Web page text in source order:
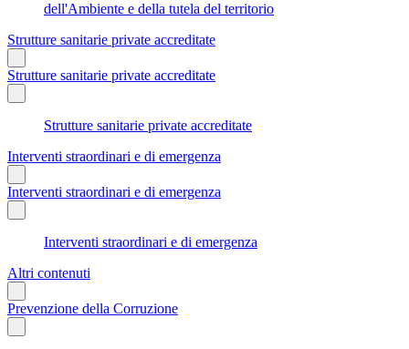
dell'Ambiente e della tutela del territorio
Strutture sanitarie private accreditate
Strutture sanitarie private accreditate
Strutture sanitarie private accreditate
Interventi straordinari e di emergenza
Interventi straordinari e di emergenza
Interventi straordinari e di emergenza
Altri contenuti
Prevenzione della Corruzione